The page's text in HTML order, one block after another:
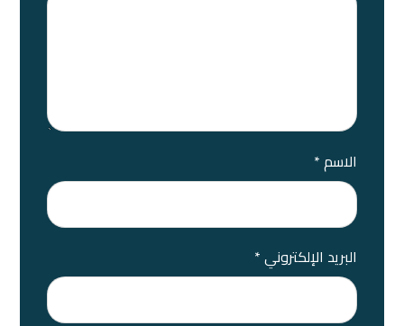
الاسم*
البريد الإلكتروني*